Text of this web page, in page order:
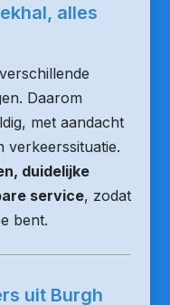
alles
Daarom
met aandacht
verkeerssituatie.
duidelijke
service, zodat
bent.
uit Burgh